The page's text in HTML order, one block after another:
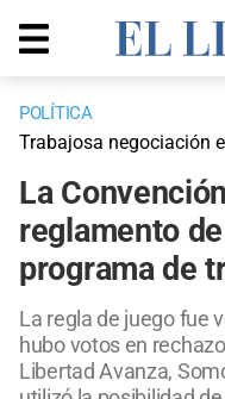
POLÍTICA
Trabajosa negociación
La
reglamento
programa de
La regla de juego fue
hubo votos en
Libertad Avanza,